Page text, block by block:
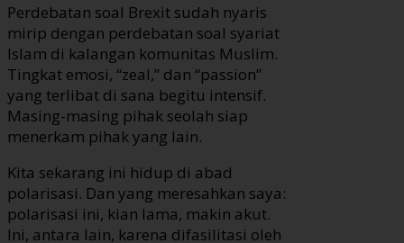
Perdebatan soal Brexit sudah nyaris
mirip dengan perdebatan soal syariat
Islam di kalangan komunitas Muslim.
Tingkat emosi, “zeal,” dan “passion”
yang terlibat di sana begitu intensif.
Masing-masing pihak seolah siap
menerkam pihak yang lain.
Kita sekarang ini hidup di abad
polarisasi. Dan yang meresahkan saya:
polarisasi ini, kian lama, makin akut.
Ini, antara lain, karena difasilitasi oleh